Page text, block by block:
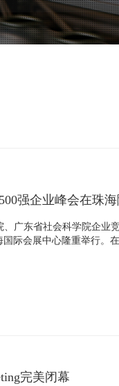
强企业峰会在珠
广东省社会科学院企业
际会展中心隆重举行。
完美闭幕